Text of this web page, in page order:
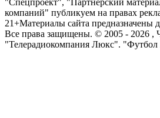
"Спецпроект", "Партнерский
компаний" публикуем на правах
21+Материалы сайта предназначены
Все права защищены. © 2005 - 2026 ,
"Телерадиокомпания Люкс". "Футбол